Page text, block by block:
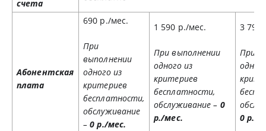
счета
Абонентская
плата
690 р./мес.
При
выполнении
одного из
критериев
бесплатности,
обслуживание
–0 р./мес.
1 590 р./мес.
При выполнении
одного из
критериев
бесплатности,
обслуживание – 0
р./мес.
3 790
При
0 р./